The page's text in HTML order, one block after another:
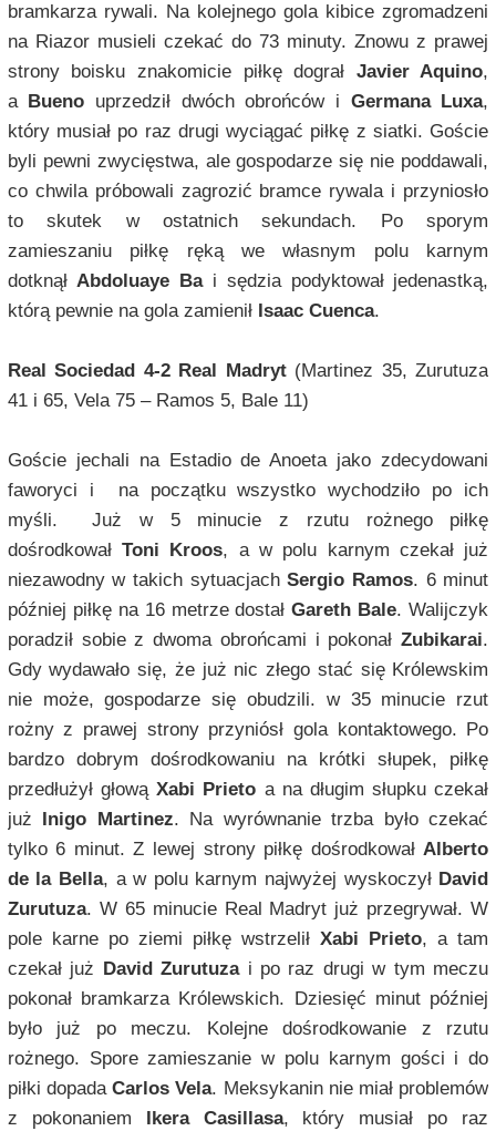
bramkarza rywali. Na kolejnego gola kibice zgromadzeni
na Riazor musieli czekać do 73 minuty. Znowu z prawej
strony boisku znakomicie piłkę dograł Javier Aquino,
a Bueno uprzedził dwóch obrońców i Germana Luxa,
który musiał po raz drugi wyciągać piłkę z siatki. Goście
byli pewni zwycięstwa, ale gospodarze się nie poddawali,
co chwila próbowali zagrozić bramce rywala i przyniosło
to skutek w ostatnich sekundach. Po sporym
zamieszaniu piłkę ręką we własnym polu karnym
dotknąłAbdoluaye Ba i sędzia podyktował jedenastką,
którą pewnie na gola zamienił Isaac Cuenca.
Real Sociedad 4-2 Real Madryt(Martinez 35, Zurutuza
41 i 65, Vela 75 – Ramos 5, Bale 11)
Goście jechali na Estadio de Anoeta jako zdecydowani
faworyci i na początku wszystko wychodziło po ich
myśli. Już w 5 minucie z rzutu rożnego piłkę
dośrodkowałToni Kroos, a w polu karnym czekał już
niezawodny w takich sytuacjachSergio Ramos. 6 minut
później piłkę na 16 metrze dostałGareth Bale. Walijczyk
poradził sobie z dwoma obrońcami i pokonałZubikarai.
Gdy wydawało się, że już nic złego stać się Królewskim
nie może, gospodarze się obudzili. w 35 minucie rzut
rożny z prawej strony przyniósł gola kontaktowego. Po
bardzo dobrym dośrodkowaniu na krótki słupek, piłkę
przedłużył głowąXabi Prieto a na długim słupku czekał
już
Inigo Martinez. Na wyrównanie trzba było czekać
tylko 6 minut. Z lewej strony piłkę dośrodkowałAlberto
de la Bella, a w polu karnym najwyżej wyskoczył David
Zurutuza. W 65 minucie Real Madryt już przegrywał. W
pole karne po ziemi piłkę wstrzeliłXabi Prieto, a tam
czekał już
David Zurutuzai po raz drugi w tym meczu
pokonał bramkarza Królewskich. Dziesięć minut później
było już po meczu. Kolejne dośrodkowanie z rzutu
rożnego. Spore zamieszanie w polu karnym gości i do
piłki dopadaCarlos Vela. Meksykanin nie miał problemów
z pokonaniem
Ikera Casillasa, który musiał po raz